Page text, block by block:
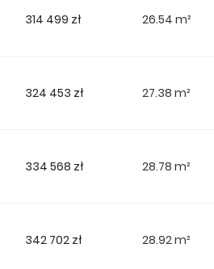
314 499 zł 26.54 m²
324 453 zł 27.38 m²
334 568 zł 28.78 m²
342 702 zł 28.92 m²